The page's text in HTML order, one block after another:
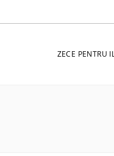
ZECE PENTRU